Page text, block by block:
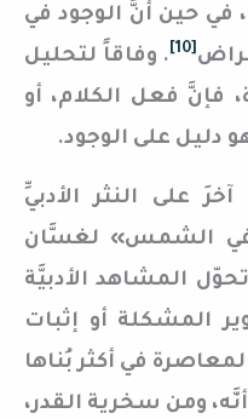
في حين أنَّ الوجود في
[10]
. وفاقاً لتحليل
فإنَّ فعل الكلام، أو
دليل على الوجود.
على النثر الأدبيِّ
في الشمس» لغسَّان
المشاهد الأدبيَّة
المشكلة أو إثبات
في أكثر بُناها
ومن سخرية القدر،